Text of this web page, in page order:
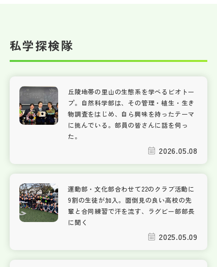
私学探検隊
丘陵地帯の里山の生態系を学べるビオトー
プ。自然科学部は、その管理・植生・生き
物調査をはじめ、自ら興味を持ったテーマ
に挑んでいる。部員の皆さんに話を伺っ
た。
2026.05.08
運動部・文化部合わせて22のクラブ活動に
9割の生徒が加入。面倒見の良い高校の先
輩と合同練習で汗を流す、ラグビー部部長
に聞く
2025.05.09